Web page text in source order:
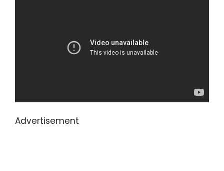
Advertisement